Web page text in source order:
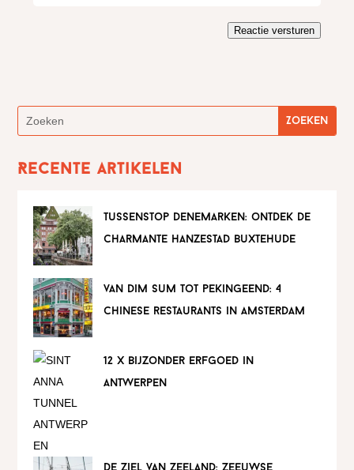
Reactie versturen
Recente artikelen
tussenstop denemarken: ontdek de
charmante hanzestad buxtehude
van dim sum tot pekingeend: 4
chinese restaurants in amsterdam
12 x bijzonder erfgoed in
antwerpen